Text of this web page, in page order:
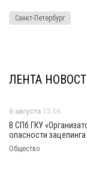
Санкт-Петербург
ЛЕНТА
6 августа 15:06
В СПб ГКУ
опасности зацепинга
Общество